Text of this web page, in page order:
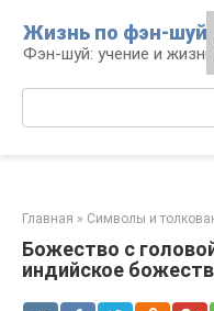
контенту
Жизнь по фэн-шуй
Фэн-шуй: учение и жизнь
Главная » Символы и
Божество с
индийское